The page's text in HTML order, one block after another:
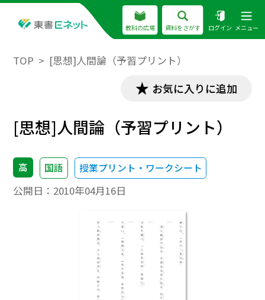
教科の広場 資料をさがす ログイン メニュー
TOP [思想]人間論（予習プリント）
お気に入りに追加
[思想]人間論（予習プリント）
高 国語 授業プリント・ワークシート
公開日： 2010年04月16日